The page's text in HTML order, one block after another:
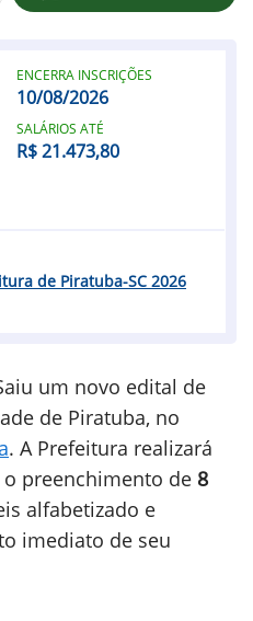
um novo edital de
de Piratuba, no
. A Prefeitura realizará
preenchimento de 8
alfabetizado e
imediato de seu
ENCERRA INSCRIÇÕES
10/08/2026
SALÁRIOS ATÉ
R$ 21.473,80
de Piratuba-SC 2026